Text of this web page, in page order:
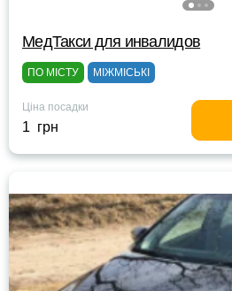
МедТакси для инвалидов
ПО МІСТУ МІЖМІСЬКІ
Ціна посадки
1 грн